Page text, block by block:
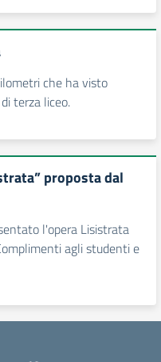
che ha visto
terza liceo.
proposta dal
l'opera Lisistrata
agli studenti e